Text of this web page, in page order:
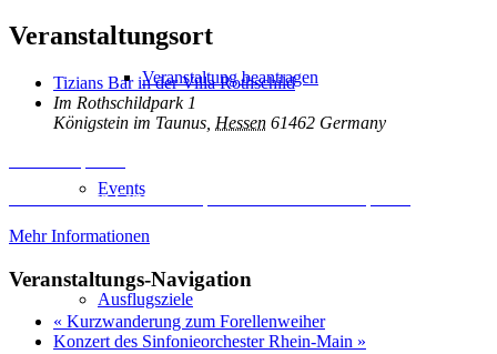
Veranstaltung beantragen
Events
Ausflugsziele
Veranstaltungsort
Tizians Bar in der Villa Rothschild
Im Rothschildpark 1
Königstein im Taunus Hessen 61462 Germany
Erforderlichen Service akzeptieren und Inhalte entsperren
Mehr Informationen
Veranstaltungs-Navigation
« Kurzwanderung zum Forellenweiher
Konzert des Sinfonieorchester Rhein-Main »